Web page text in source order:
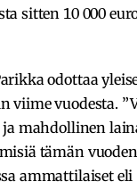
sitten 10 000
odottaa
viime vuodesta.
mahdollinen
tämän
ammattilaiset eli